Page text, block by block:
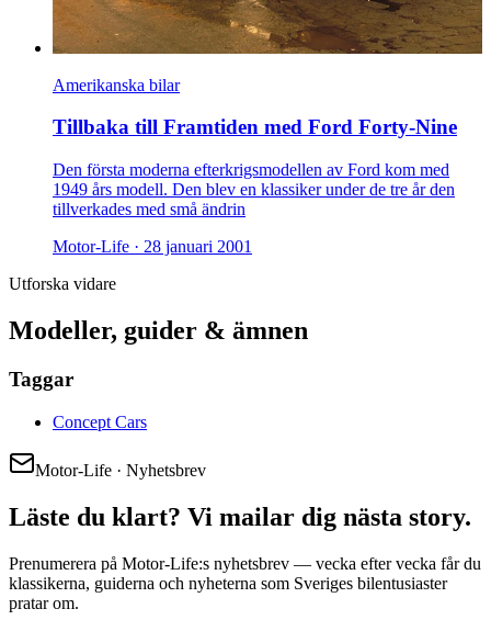
Amerikanska bilar
Tillbaka till Framtiden med Ford Forty-Nine
Den första moderna efterkrigsmodellen av Ford kom med
1949 års modell. Den blev en klassiker under de tre år den
tillverkades med små ändrin
Motor-Life · 28 januari 2001
Utforska vidare
Modeller, guider & ämnen
Taggar
Concept Cars
Motor-Life · Nyhetsbrev
Läste du klart? Vi mailar dig nästa story.
Prenumerera på Motor-Life:s nyhetsbrev — vecka efter vecka får du
klassikerna, guiderna och nyheterna som Sveriges bilentusiaster
pratar om.